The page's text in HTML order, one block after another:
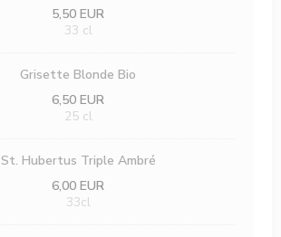
5,50 EUR
33 cl
Grisette Blonde Bio
6,50 EUR
25 cl
St. Hubertus Triple Ambré
6,00 EUR
33cl